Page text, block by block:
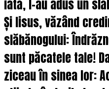
iată, I-au adus un
Și Iisus, văzând
slăbănogului:
sunt păcatele tale!
ziceau în sinea lor: